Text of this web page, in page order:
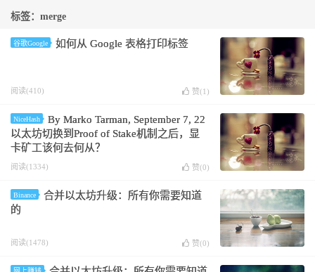
标签：merge
谷歌Google 如何从 Google 表格打印标签
阅读(410) 赞(1 )
NiceHash
By Marko Tarman, September 7, 22
以太坊切换到Proof of Stake机制之后，显
卡矿工该何去何从？
阅读(1334) 赞(0)
Binance
合并以太坊升级：所有你需要知道
的
阅读(1478) 赞(0)